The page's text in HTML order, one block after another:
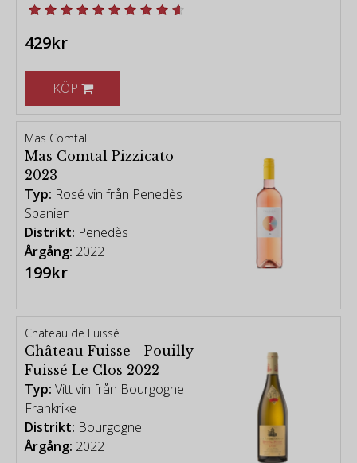
429kr
KÖP
Mas Comtal
Mas Comtal Pizzicato
2023
Typ: Rosé vin från Penedès
Spanien
Distrikt: Penedès
Årgång: 2022
199kr
Chateau de Fuissé
Château Fuisse - Pouilly
Fuissé Le Clos 2022
Typ: Vitt vin från Bourgogne
Frankrike
Distrikt: Bourgogne
Årgång: 2022